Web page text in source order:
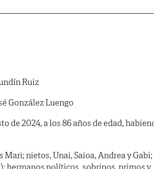
Ruiz
González Luengo
de 2024, a los 86 años de edad,
nietos, Unai, Saioa, Andrea y Gabi;
hermanos políticos, sobrinos, primos y